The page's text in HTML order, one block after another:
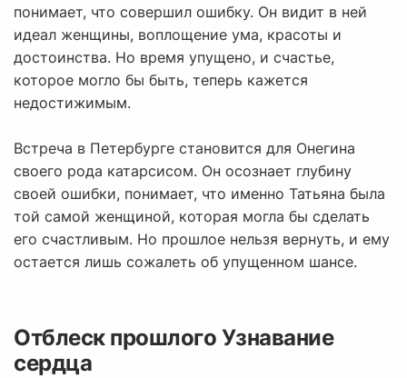
понимает, что совершил ошибку. Он видит в ней
идеал женщины, воплощение ума, красоты и
достоинства. Но время упущено, и счастье,
которое могло бы быть, теперь кажется
недостижимым.
Встреча в Петербурге становится для Онегина
своего рода катарсисом. Он осознает глубину
своей ошибки, понимает, что именно Татьяна была
той самой женщиной, которая могла бы сделать
его счастливым. Но прошлое нельзя вернуть, и ему
остается лишь сожалеть об упущенном шансе.
Отблеск прошлого Узнавание
сердца